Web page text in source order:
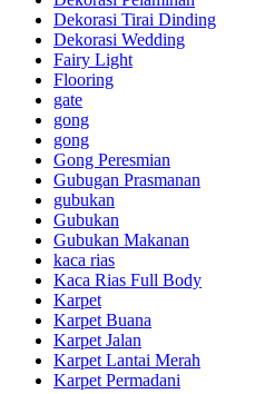
Dekorasi Tirai Dinding
Dekorasi Wedding
Fairy Light
Flooring
gate
gong
gong
Gong Peresmian
Gubugan Prasmanan
gubukan
Gubukan
Gubukan Makanan
kaca rias
Kaca Rias Full Body
Karpet
Karpet Buana
Karpet Jalan
Karpet Lantai Merah
Karpet Permadani